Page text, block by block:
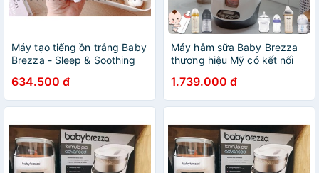
Máy tạo tiếng ồn trắng Baby
Brezza - Sleep & Soothing
634.500 đ
Máy hâm sữa Baby Brezza
thương hiệu Mỹ có kết nối
App
1.739.000 đ